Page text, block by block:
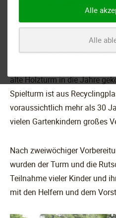
Alle
Alle
Damit ihr alle seht, was mit
Einnahmen unserer
alte Holzturm in die Jahre
Spielturm ist aus
voraussichtlich mehr als 30
vielen Gartenkindern großes
Nach zweiwöchiger
wurden der Turm und die
Teilnahme vieler Kinder und
mit den Helfern und dem